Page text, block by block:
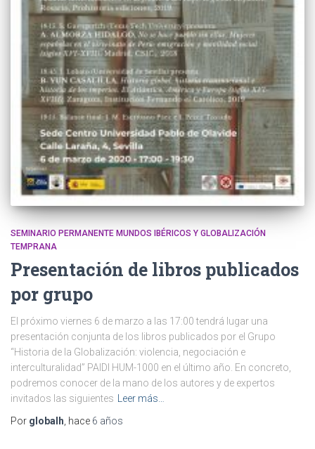
SEMINARIO PERMANENTE MUNDOS IBÉRICOS Y GLOBALIZACIÓN
TEMPRANA
Presentación de libros publicados
por grupo
El próximo viernes 6 de marzo a las 17:00 tendrá lugar una
presentación conjunta de los libros publicados por el Grupo
“Historia de la Globalización: violencia, negociación e
interculturalidad” PAIDI HUM-1000 en el último año. En concreto,
podremos conocer de la mano de los autores y de expertos
invitados las siguientes Leer más…
Por globalh , hace 6 años